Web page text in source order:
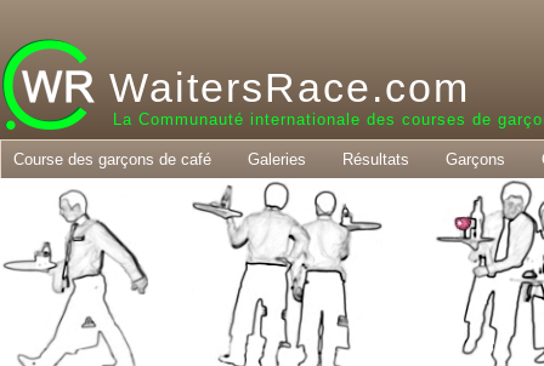
WaitersRace.com
La Communauté internationale des courses de
Course des garçons de café Galeries Résultats Garçons